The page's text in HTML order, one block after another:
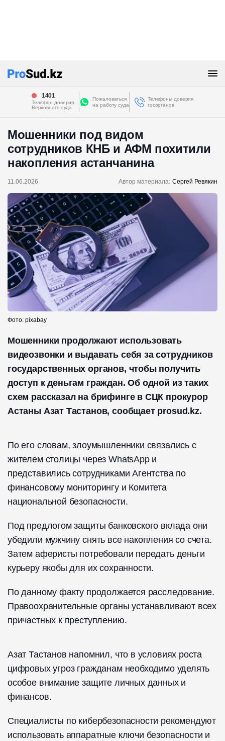
1401
Телефон доверия
Верховного суда
Пожаловаться
на работу суда
Телефоны доверия
госорганов
Мошенники под видом
сотрудников КНБ и АФМ похитили
накопления астанчанина
11.06.2026 Автор материала: Сергей Ревякин
Фото: pixabay
Мошенники продолжают использовать
видеозвонки и выдавать себя за сотрудников
государственных органов, чтобы получить
доступ к деньгам граждан. Об одной из таких
схем рассказал на брифинге в СЦК прокурор
Астаны Азат Тастанов, сообщает prosud.kz.
По его словам, злоумышленники связались с
жителем столицы через WhatsApp и
представились сотрудниками Агентства по
финансовому мониторингу и Комитета
национальной безопасности.
Под предлогом защиты банковского вклада они
убедили мужчину снять все накопления со счета.
Затем аферисты потребовали передать деньги
курьеру якобы для их сохранности.
По данному факту продолжается расследование.
Правоохранительные органы устанавливают всех
причастных к преступлению.
Азат Тастанов напомнил, что в условиях роста
цифровых угроз гражданам необходимо уделять
особое внимание защите личных данных и
финансов.
Специалисты по кибербезопасности рекомендуют
использовать аппаратные ключи безопасности и